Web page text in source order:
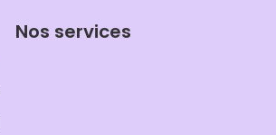
Nos services